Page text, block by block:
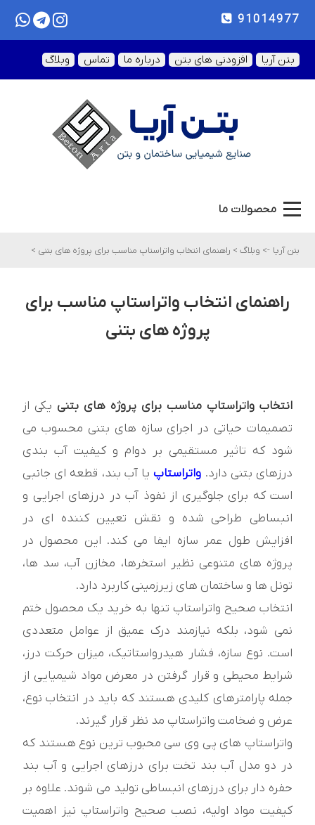
91014977
بتن آریا افزودنی های بتن درباره ما تماس وبلاگ
محصولات ما
بتن آریا -> وبلاگ > راهنمای انتخاب واتراستاپ مناسب برای پروژه های بتنی >
راهنمای انتخاب واتراستاپ مناسب برای
پروژه های بتنی
انتخاب واتراستاپ مناسب برای پروژه های بتنی یکی از
تصمیمات حیاتی در اجرای سازه های بتنی محسوب می
شود که تاثیر مستقیمی بر دوام و کیفیت آب بندی
درزهای بتنی دارد. واتراستاپیا آب بند، قطعه ای جانبی
است که برای جلوگیری از نفوذ آب در درزهای اجرایی و
انبساطی طراحی شده و نقش تعیین کننده ای در
افزایش طول عمر سازه ایفا می کند. این محصول در
پروژه های متنوعی نظیر استخرها، مخازن آب، سد ها،
تونل ها و ساختمان های زیرزمینی کاربرد دارد.
انتخاب صحیح واتراستاپ تنها به خرید یک محصول ختم
نمی شود، بلکه نیازمند درک عمیق از عوامل متعددی
است. نوع سازه، فشار هیدرواستاتیک، میزان حرکت درز،
شرایط محیطی و قرار گرفتن در معرض مواد شیمیایی از
جمله پارامترهای کلیدی هستند که باید در انتخاب نوع،
عرض و ضخامت واتراستاپ مد نظر قرار گیرند.
واتراستاپ های پی وی سی محبوب ترین نوع هستند که
در دو مدل آب بند تخت برای درزهای اجرایی و آب بند
حفره دار برای درزهای انبساطی تولید می شوند. علاوه بر
کیفیت مواد اولیه، نصب صحیح واتراستاپ نیز اهمیت